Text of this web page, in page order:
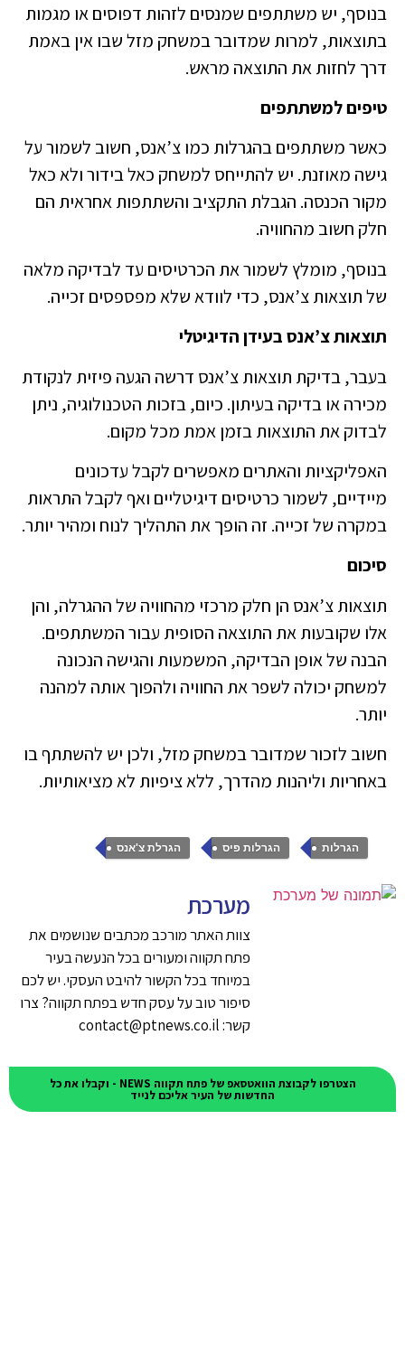
בנוסף, יש משתתפים שמנסים לזהות דפוסים או מגמות
בתוצאות, למרות שמדובר במשחק מזל שבו אין באמת
דרך לחזות את התוצאה מראש.
טיפים למשתתפים
כאשר משתתפים בהגרלות כמו צ’אנס, חשוב לשמור על
גישה מאוזנת. יש להתייחס למשחק כאל בידור ולא כאל
מקור הכנסה. הגבלת התקציב והשתתפות אחראית הם
חלק חשוב מהחוויה.
בנוסף, מומלץ לשמור את הכרטיסים עד לבדיקה מלאה
של תוצאות צ’אנס, כדי לוודא שלא מפספסים זכייה.
תוצאות צ’אנס בעידן הדיגיטלי
בעבר, בדיקת תוצאות צ’אנס דרשה הגעה פיזית לנקודת
מכירה או בדיקה בעיתון. כיום, בזכות הטכנולוגיה, ניתן
לבדוק את התוצאות בזמן אמת מכל מקום.
האפליקציות והאתרים מאפשרים לקבל עדכונים
מיידיים, לשמור כרטיסים דיגיטליים ואף לקבל התראות
במקרה של זכייה. זה הופך את התהליך לנוח ומהיר יותר.
סיכום
תוצאות צ’אנס הן חלק מרכזי מהחוויה של ההגרלה, והן
אלו שקובעות את התוצאה הסופית עבור המשתתפים.
הבנה של אופן הבדיקה, המשמעות והגישה הנכונה
למשחק יכולה לשפר את החוויה ולהפוך אותה למהנה
יותר.
חשוב לזכור שמדובר במשחק מזל, ולכן יש להשתתף בו
באחריות וליהנות מהדרך, ללא ציפיות לא מציאותיות.
הגרלות , הגרלות פיס , הגרלת צ'אנס
מערכת
צוות האתר מורכב מכתבים שנושמים את
פתח תקווה ומעורים בכל הנעשה בעיר
במיוחד בכל הקשור להיבט העסקי. יש לכם
סיפור טוב על עסק חדש בפתח תקווה? צרו
קשר: contact@ptnews.co.il
הצטרפו לקבוצת הוואטסאפ של פתח תקווה NEWS - וקבלו את כל
החדשות של העיר אליכם לנייד